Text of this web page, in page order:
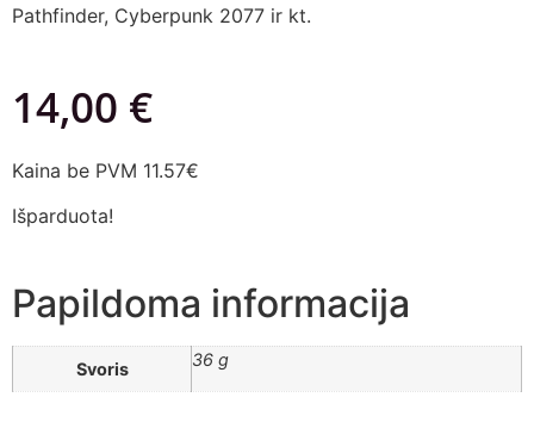
Pathfinder, Cyberpunk 2077 ir kt.
14,00 €
Kaina be PVM 11.57€
Išparduota!
Papildoma informacija
Svoris 36 g